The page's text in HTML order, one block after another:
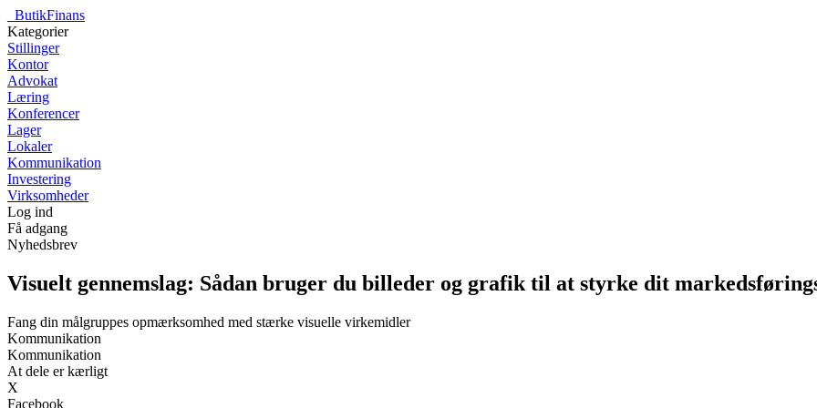
ButikFinans
Kategorier
Stillinger
Kontor
Advokat
Læring
Konferencer
Lager
Lokaler
Kommunikation
Investering
Virksomheder
Log ind
Få adgang
Nyhedsbrev
Visuelt gennemslag: Sådan bruger du billeder og grafik til at styrke dit
Fang din målgruppes opmærksomhed med stærke visuelle virkemidler
Kommunikation
Kommunikation
At dele er kærligt
X
Facebook